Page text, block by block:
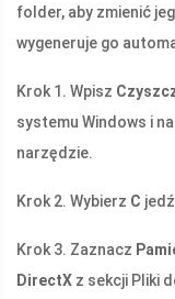
folder, aby zmienić
wygeneruje go
Krok 1. Wpisz
systemu Windows i
narzędzie.
Krok 2. Wybierz C
Krok 3. Zaznacz
DirectX z sekcji Pliki